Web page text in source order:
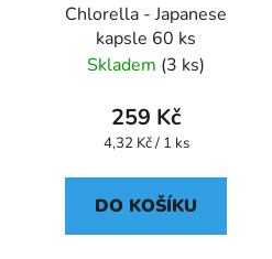
Chlorella - Japanese
kapsle 60 ks
Skladem (3 ks)
259 Kč
Měrná
4,32 Kč / 1 ks
DO KOŠÍKU